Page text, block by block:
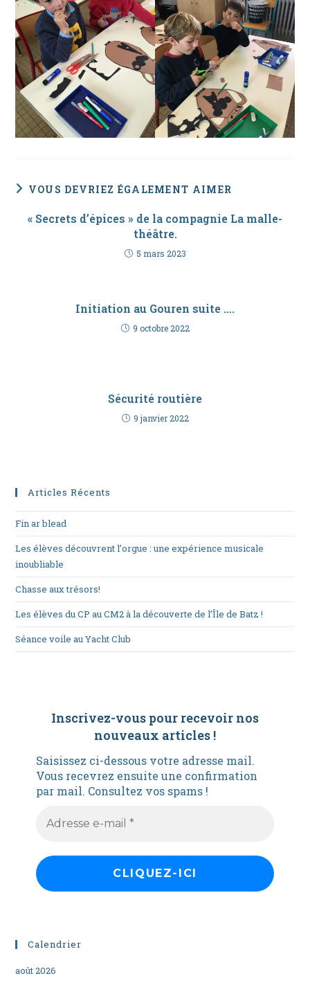
VOUS DEVRIEZ ÉGALEMENT AIMER
« Secrets d’épices » de la compagnie La malle-
théâtre.
5 mars 2023
Initiation au Gouren suite ….
9 octobre 2022
Sécurité routière
9 janvier 2022
Articles Récents
Fin ar blead
Les élèves découvrent l’orgue : une expérience musicale
inoubliable
Chasse aux trésors!
Les élèves du CP au CM2 à la découverte de l’Île de Batz !
Séance voile au Yacht Club
Inscrivez-vous pour recevoir nos
nouveaux articles !
Saisissez ci-dessous votre adresse mail.
Vous recevrez ensuite une confirmation
par mail. Consultez vos spams !
Calendrier
août 2026